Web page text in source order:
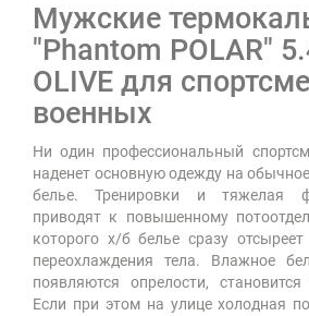
Мужские
"Phantom POLAR"
OLIVE для
военных
Ни один профессиональный
наденет основную одежду на
белье. Тренировки и тяжелая
приводят к повышенному
которого х/б белье сразу
переохлаждения тела. Влажное
появляются опрелости,
Если при этом на улице холодная